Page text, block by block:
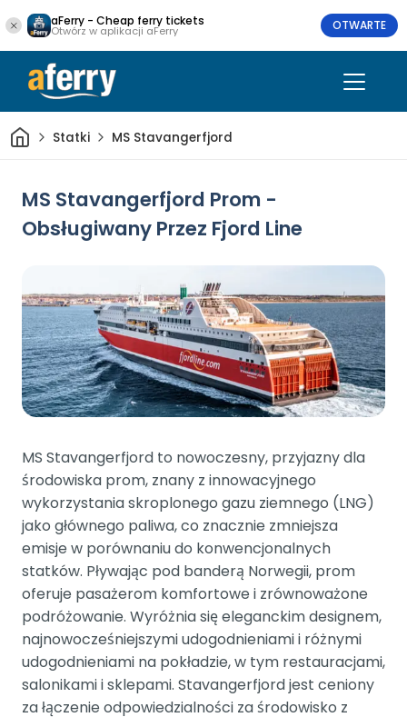
aFerry - Cheap ferry tickets
Otwórz w aplikacji aFerry OTWARTE
DomStatki MS Stavangerfjord
MS Stavangerfjord Prom -
Obsługiwany Przez Fjord Line
MS Stavangerfjord to nowoczesny, przyjazny dla
środowiska prom, znany z innowacyjnego
wykorzystania skroplonego gazu ziemnego (LNG)
jako głównego paliwa, co znacznie zmniejsza
emisje w porównaniu do konwencjonalnych
statków. Pływając pod banderą Norwegii, prom
oferuje pasażerom komfortowe i zrównoważone
podróżowanie. Wyróżnia się eleganckim designem,
najnowocześniejszymi udogodnieniami i różnymi
udogodnieniami na pokładzie, w tym restauracjami,
salonikami i sklepami. Stavangerfjord jest ceniony
za łączenie odpowiedzialności za środowisko z